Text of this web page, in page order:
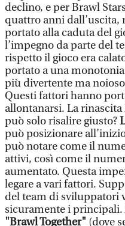
declino, e per Brawl
quattro anni dall’uscita,
portato alla caduta del
l’impegno da parte del
rispetto il gioco era
portato a una
più divertente ma
Questi fattori hanno
allontanarsi. La
può solo risalire giusto?
può posizionare
può notare come il
attivi, così come il
aumentato. Questa
legare a vari fattori.
del team di sviluppatori
sicuramente i principali.
"Brawl Together" (dove